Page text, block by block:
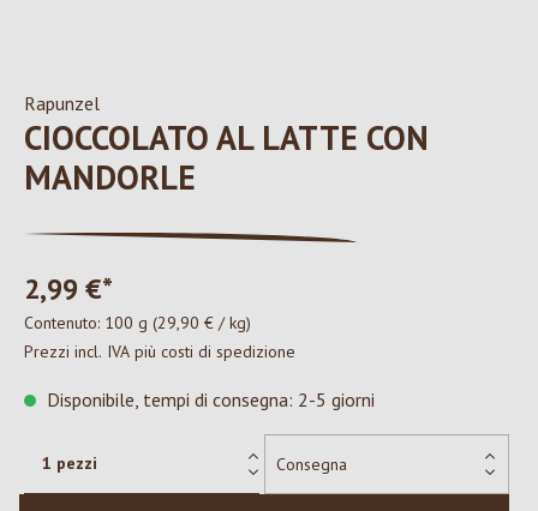
Rapunzel
CIOCCOLATO AL LATTE CON
MANDORLE
2,99 €*
Contenuto: 100 g (29,90 € / kg)
Prezzi incl. IVA più costi di spedizione
Disponibile, tempi di consegna: 2-5 giorni